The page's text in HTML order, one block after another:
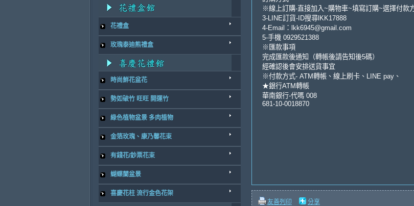
花禮盒
玫瑰泰迪熊禮盒
時尚鮮花盆花
勢如破竹 旺旺 開運竹
綠色植物盆景 多肉植物
金箔玫瑰、康乃馨花束
有錢花/鈔票花束
蝴蝶蘭盆景
喜慶花柱 流行金色花架
※線上訂購-直接加入~購物車~填寫訂購~選擇付款
3-LINE訂貨-ID搜尋lKK17888
4-Email：lkk6945@gmail.com
5-手機 0929521388
※匯款事項
完成匯款後通知（轉帳後請告知後5碼）
經確認後會安排送貨事宜
※付款方式- ATM轉帳、線上刷卡、LINE pay、
★銀行ATM轉帳
華南銀行-代嗎 008
681-10-0018870
友善列印 分享